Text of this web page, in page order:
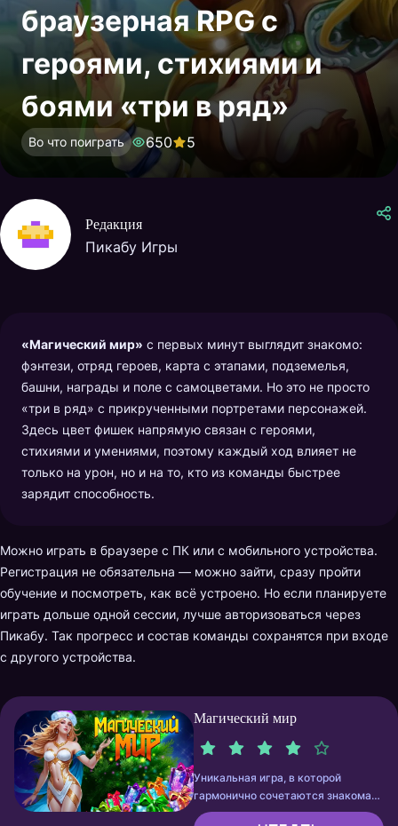
браузерная RPG с
героями, стихиями и
боями «три в ряд»
Во что поиграть 650 5
Редакция
Пикабу Игры
«Магический мир» с первых минут выглядит знакомо:
фэнтези, отряд героев, карта с этапами, подземелья,
башни, награды и поле с самоцветами. Но это не просто
«три в ряд» с прикрученными портретами персонажей.
Здесь цвет фишек напрямую связан с героями,
стихиями и умениями, поэтому каждый ход влияет не
только на урон, но и на то, кто из команды быстрее
зарядит способность.
Можно играть в браузере с ПК или с мобильного устройства.
Регистрация не обязательна — можно зайти, сразу пройти
обучение и посмотреть, как всё устроено. Но если планируете
играть дольше одной сессии, лучше авторизоваться через
Пикабу. Так прогресс и состав команды сохранятся при входе
с другого устройства.
Магический мир
Уникальная игра, в которой
гармонично сочетаются знакомая
механика «три в ряд» и